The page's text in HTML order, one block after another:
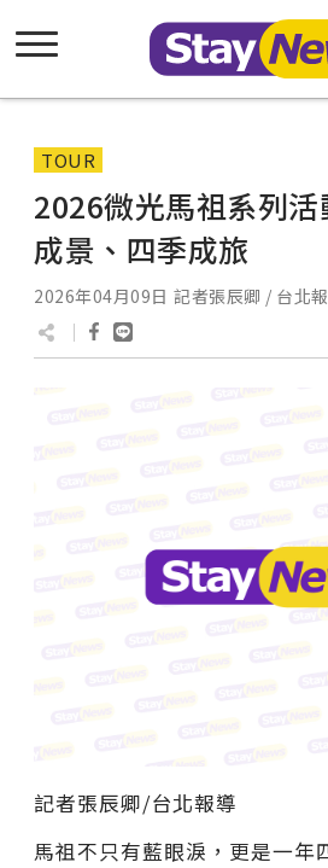
TOUR
2026微光馬祖系列
成景、四季成旅
2026年04月09日 記者張辰卿 / 台北
記者張辰卿/台北報導
馬祖不只有藍眼淚，更是一年